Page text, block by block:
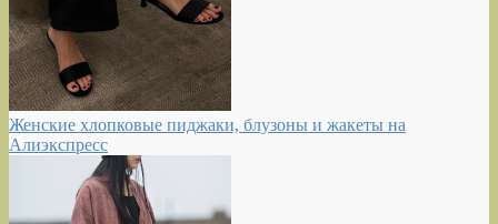
Женские хлопковые пиджаки, блузоны и жакеты на
Алиэкспресс